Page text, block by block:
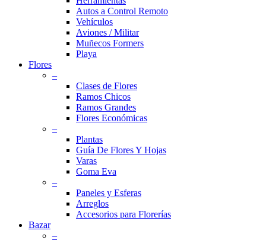
Autos a Control Remoto
Vehículos
Aviones / Militar
Muñecos Formers
Playa
Flores
–
Clases de Flores
Ramos Chicos
Ramos Grandes
Flores Económicas
–
Plantas
Guía De Flores Y Hojas
Varas
Goma Eva
–
Paneles y Esferas
Arreglos
Accesorios para Florerías
Bazar
–